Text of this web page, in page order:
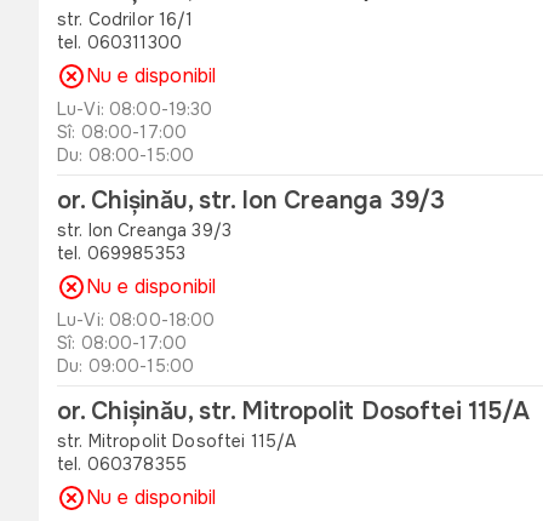
str. Codrilor 16/1
tel. 060311300
Nu e disponibil
Lu-Vi: 08:00-19:30
Sî: 08:00-17:00
Du: 08:00-15:00
or. Chișinău, str. Ion Creanga 39/3
str. Ion Creanga 39/3
tel. 069985353
Nu e disponibil
Lu-Vi: 08:00-18:00
Sî: 08:00-17:00
Du: 09:00-15:00
or. Chișinău, str. Mitropolit Dosoftei 115/A
str. Mitropolit Dosoftei 115/A
tel. 060378355
Nu e disponibil